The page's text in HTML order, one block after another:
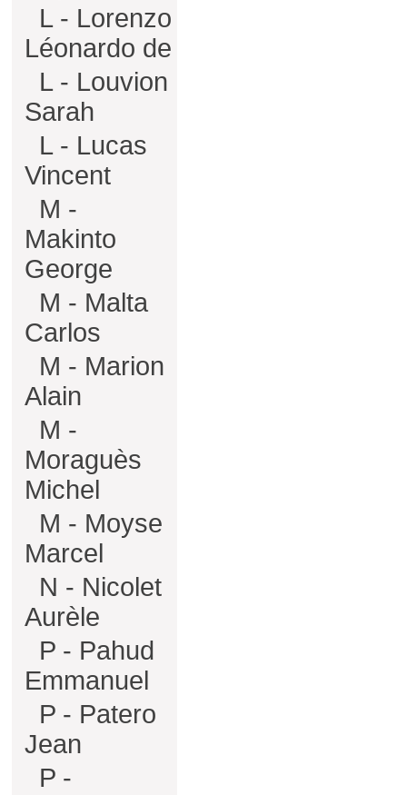
L - Lorenzo
Léonardo de
L - Louvion
Sarah
L - Lucas
Vincent
M -
Makinto
George
M - Malta
Carlos
M - Marion
Alain
M -
Moraguès
Michel
M - Moyse
Marcel
N - Nicolet
Aurèle
P - Pahud
Emmanuel
P - Patero
Jean
P -